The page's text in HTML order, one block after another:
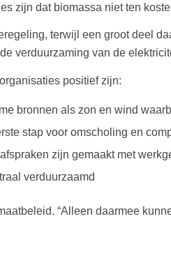
zijn dat biomassa niet ten
terwijl een groot deel
verduurzaming van de
positief zijn:
bronnen als zon en wind
stap voor omscholing en
zijn gemaakt met
verduurzaamd
“Alleen daarmee